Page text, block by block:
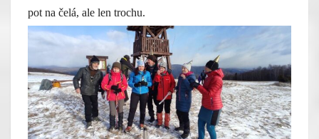
pot na čelá, ale len trochu.